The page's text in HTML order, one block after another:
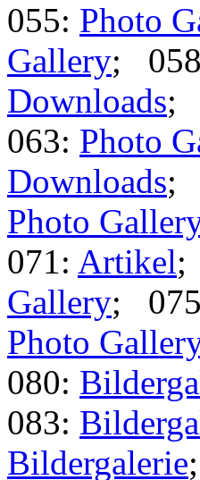
055: Photo
Gallery;
Downloads;
063: Photo
Downloads;
Photo
071: Artikel;
Gallery;
Photo
080:
083:
Bildergalerie